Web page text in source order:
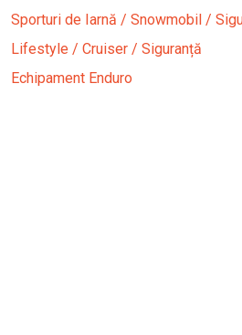
Sporturi de Iarnă / Snowmobil /
Lifestyle / Cruiser / Siguranță
Echipament Enduro